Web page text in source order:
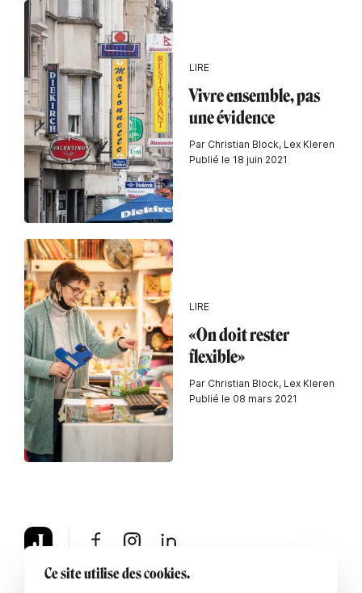
LIRE
Vivre ensemble, pas
une évidence
Par Christian Block, Lex Kleren
Publié le 18 juin 2021
LIRE
«On doit rester
flexible»
Par Christian Block, Lex Kleren
Publié le 08 mars 2021
À propos Mentions légales Contactez-nous
Ce site utilise des cookies.